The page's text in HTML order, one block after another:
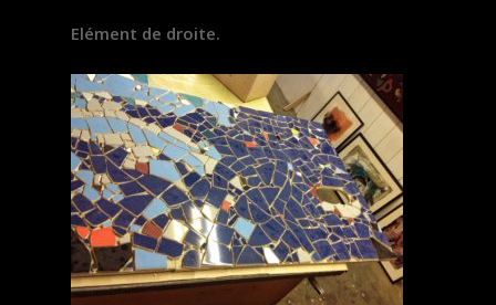
Elément de droite.